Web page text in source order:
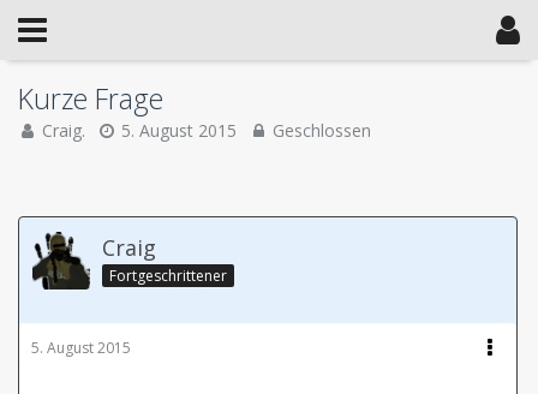
Kurze Frage
Craig. 5. August 2015 Geschlossen
Craig
Fortgeschrittener
5. August 2015